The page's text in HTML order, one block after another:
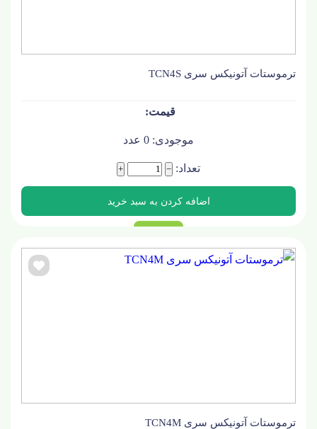
ترموستات آتونیکس سری TCN4S
موجودی: 0 عدد
تعداد: −
+
ترموستات آتونیکس سری TCN4M